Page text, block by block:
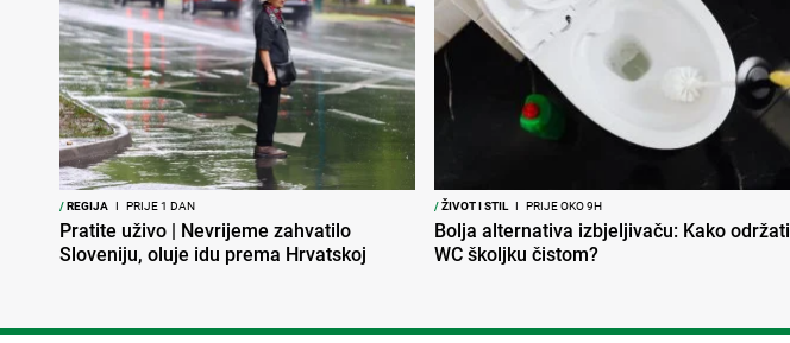
/REGIJA I PRIJE 1 DAN
Pratite uživo | Nevrijeme zahvatilo
Sloveniju, oluje idu prema Hrvatskoj
/ŽIVOT I STIL I PRIJE OKO 9H
Bolja alternativa izbjeljivaču: Kako održati
WC školjku čistom?